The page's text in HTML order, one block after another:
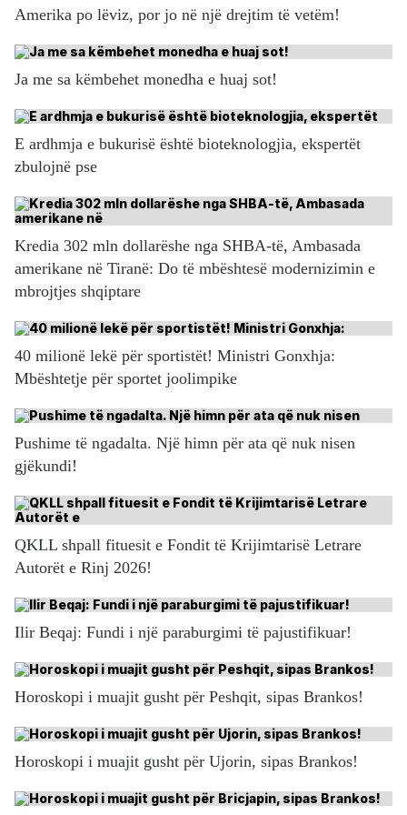
Amerika po lëviz, por jo në një drejtim të vetëm!
Ja me sa këmbehet monedha e huaj sot!
E ardhmja e bukurisë është bioteknologjia, ekspertët
zbulojnë pse
Kredia 302 mln dollarëshe nga SHBA-të, Ambasada
amerikane në Tiranë: Do të mbështesë modernizimin e
mbrojtjes shqiptare
40 milionë lekë për sportistët! Ministri Gonxhja:
Mbështetje për sportet joolimpike
Pushime të ngadalta. Një himn për ata që nuk nisen
gjëkundi!
QKLL shpall fituesit e Fondit të Krijimtarisë Letrare
Autorët e Rinj 2026!
Ilir Beqaj: Fundi i një paraburgimi të pajustifikuar!
Horoskopi i muajit gusht për Peshqit, sipas Brankos!
Horoskopi i muajit gusht për Ujorin, sipas Brankos!